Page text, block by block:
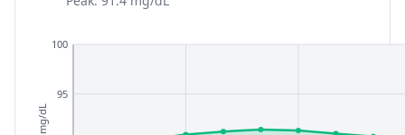
95
100
mg/dL